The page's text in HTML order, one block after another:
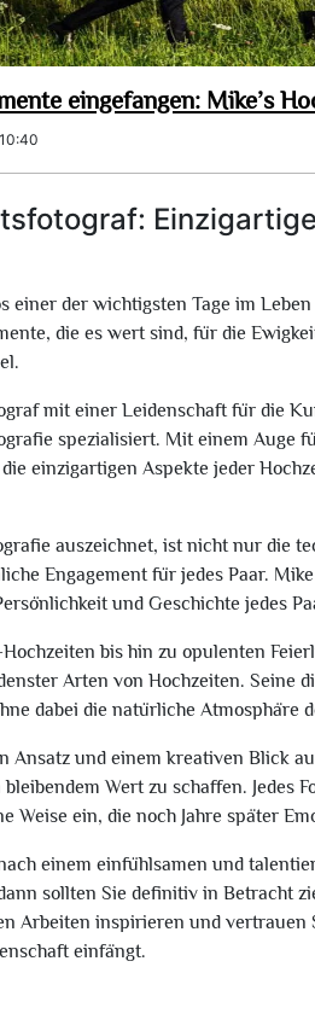
eingefangen: Mike’s
10:40
einer der wichtigsten Tage im
die es wert sind, für die
mit einer Leidenschaft für die
spezialisiert. Mit einem Auge
einzigartigen Aspekte jeder
auszeichnet, ist nicht nur die
Engagement für jedes Paar.
und Geschichte jedes
bis hin zu opulenten
Arten von Hochzeiten. Seine
dabei die natürliche Atmosphäre
Ansatz und einem kreativen Blick
Wert zu schaffen. Jedes
Weise ein, die noch Jahre später
einem einfühlsamen und
sollten Sie definitiv in Betracht
Arbeiten inspirieren und
einfängt.